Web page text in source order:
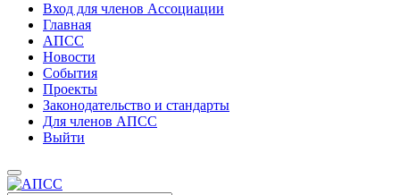
Вход для членов Ассоциации
Главная
АПСС
Новости
События
Проекты
Законодательство и стандарты
Для членов АПСС
Выйти
Меню